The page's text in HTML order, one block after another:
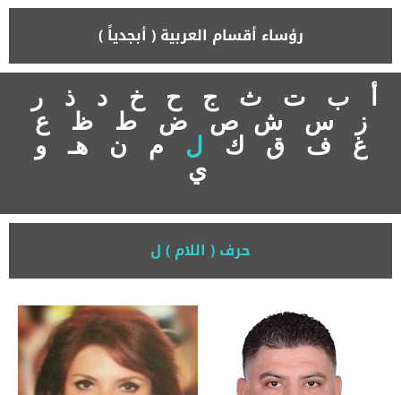
رؤساء أقسام العربية ( أبجدياً )
ب ت ث ج ح خ د ذ
ر
ز
س ش ص ض ط ظ
ع
غ
ف ق ك ل م ن هـ
و
ي
حرف ( اللام ) ل